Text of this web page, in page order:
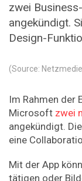
zwei
angekündigt.
Design-
(Source:
Im Rahmen der
Microsoft zwei
angekündigt.
eine
Mit der App
tätigen oder